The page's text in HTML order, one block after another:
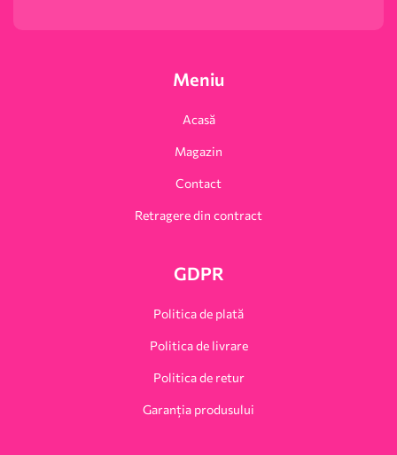
Meniu
Acasă
Magazin
Contact
Retragere din contract
GDPR
Politica de plată
Politica de livrare
Politica de retur
Garanția produsului